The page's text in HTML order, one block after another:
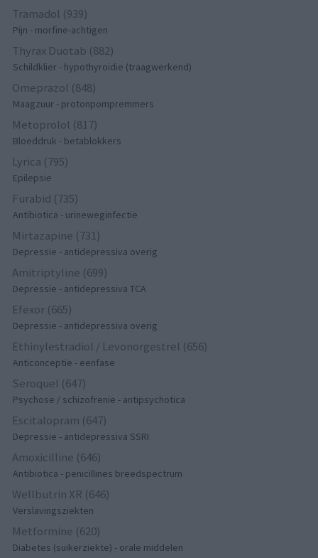
Tramadol (939)
Pijn - morfine-achtigen
Thyrax Duotab (882)
Schildklier - hypothyroidie (traagwerkend)
Omeprazol (848)
Maagzuur - protonpompremmers
Metoprolol (817)
Bloeddruk - betablokkers
Lyrica (795)
Epilepsie
Furabid (735)
Antibiotica - urineweginfectie
Mirtazapine (731)
Depressie - antidepressiva overig
Amitriptyline (699)
Depressie - antidepressiva TCA
Efexor (665)
Depressie - antidepressiva overig
Ethinylestradiol / Levonorgestrel (656)
Anticonceptie - eenfase
Seroquel (647)
Psychose / schizofrenie - antipsychotica
Escitalopram (647)
Depressie - antidepressiva SSRI
Amoxicilline (646)
Antibiotica - penicillines breedspectrum
Wellbutrin XR (646)
Verslavingsziekten
Metformine (620)
Diabetes (suikerziekte) - orale middelen